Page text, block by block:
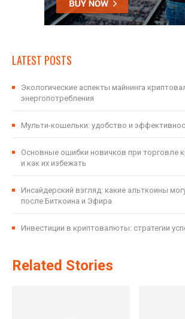
LATEST POSTS
Экологические аспекты майнинга
энергопотребления
Мульти-кошельки: удобство и
Основные ошибки новичков при торговле
и как их избежать
Инсайдерский взгляд: какие альткоины
после Биткоина и Эфира
Инвестиции в криптовалюты: стратегии
Related Stories